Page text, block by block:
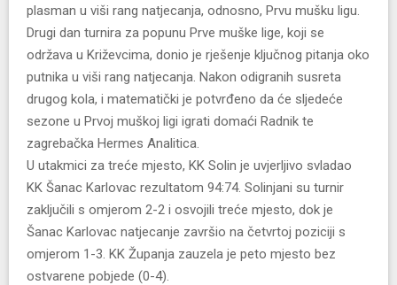
plasman u viši rang natjecanja, odnosno, Prvu mušku ligu.
Drugi dan turnira za popunu Prve muške lige, koji se
održava u Križevcima, donio je rješenje ključnog pitanja oko
putnika u viši rang natjecanja. Nakon odigranih susreta
drugog kola, i matematički je potvrđeno da će sljedeće
sezone u Prvoj muškoj ligi igrati domaći Radnik te
zagrebačka Hermes Analitica.
U utakmici za treće mjesto, KK Solin je uvjerljivo svladao
KK Šanac Karlovac rezultatom 94:74. Solinjani su turnir
zaključili s omjerom 2-2 i osvojili treće mjesto, dok je
Šanac Karlovac natjecanje završio na četvrtoj poziciji s
omjerom 1-3. KK Županja zauzela je peto mjesto bez
ostvarene pobjede (0-4).